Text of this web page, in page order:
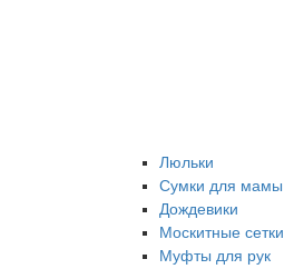
Люльки
Сумки для мамы
Дождевики
Москитные сетки
Муфты для рук